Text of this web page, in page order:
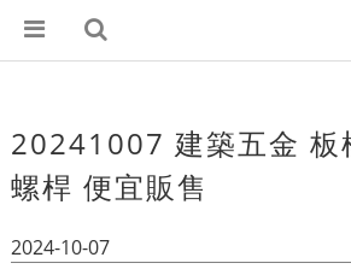
20241007 建築五金 板
螺桿 便宜販售
2024-10-07